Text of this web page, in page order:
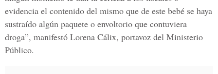
evidencia el contenido del mismo que de este bebé se haya
sustraído algún paquete o envoltorio que contuviera
droga”, manifestó Lorena Cálix, portavoz del Ministerio
Público.